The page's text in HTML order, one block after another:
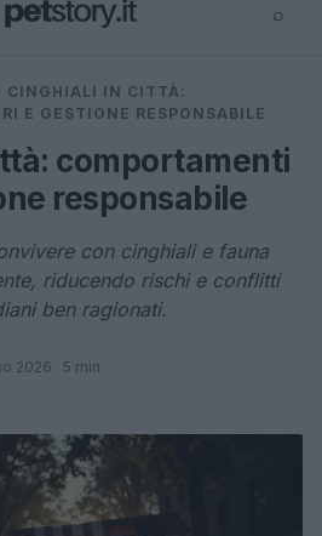
⌕
CINGHIALI IN CITTÀ:
E GESTIONE RESPONSABILE
comportamenti
responsabile
con cinghiali e fauna
riducendo rischi e conflitti
ben ragionati.
2026 · 5 min